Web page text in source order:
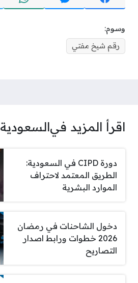
وسوم:
رقم شيخ مفتي
اقرأ المزيد فيالسعودية
دورة CIPD في السعودية:
الطريق المعتمد لاحتراف
الموارد البشرية
دخول الشاحنات في رمضان
2026 خطوات ورابط اصدار
التصاريح